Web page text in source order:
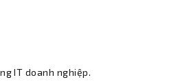
IT doanh nghiệp.